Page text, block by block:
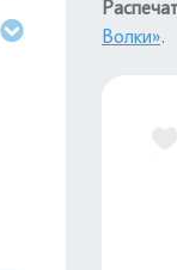
Волки».